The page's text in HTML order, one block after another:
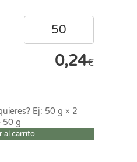
0,24€
al carrito